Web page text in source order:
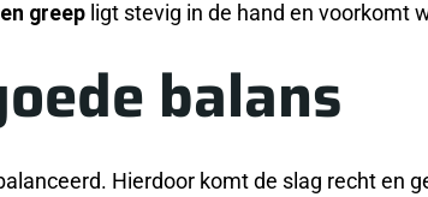
greep ligt stevig in de hand en voorkomt
balans
Hierdoor komt de slag recht en